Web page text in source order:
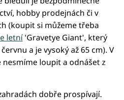
hobby prodejnách či v
(koupit si můžeme třeba
letní 'Gravetye Giant', který
a je vysoký až 65 cm). V
loupit a odnášet z
dobře prospívají.